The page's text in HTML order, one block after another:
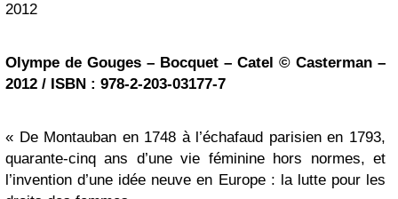
2012
Olympe de Gouges – Bocquet – Catel © Casterman –
2012 / ISBN : 978-2-203-03177-7
« De Montauban en 1748 à l’échafaud parisien en 1793,
quarante-cinq ans d’une vie féminine hors normes, et
l’invention d’une idée neuve en Europe : la lutte pour les